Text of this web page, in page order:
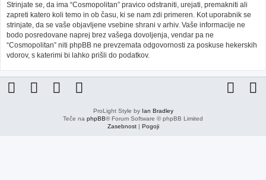
Strinjate se, da ima “Cosmopolitan” pravico odstraniti, urejati, premakniti ali
zapreti katero koli temo in ob času, ki se nam zdi primeren. Kot uporabnik se
strinjate, da se vaše objavljene vsebine shrani v arhiv. Vaše informacije ne
bodo posredovane naprej brez vašega dovoljenja, vendar pa ne
“Cosmopolitan” niti phpBB ne prevzemata odgovornosti za poskuse hekerskih
vdorov, s katerimi bi lahko prišli do podatkov.
ProLight Style by Ian Bradley
Teče na phpBB® Forum Software © phpBB Limited
Zasebnost| Pogoji